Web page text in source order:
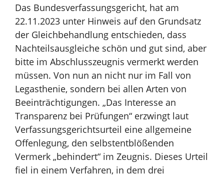
Das Bundesverfassungsgericht, hat am
22.11.2023 unter Hinweis auf den Grundsatz
der Gleichbehandlung entschieden, dass
Nachteilsausgleiche schön und gut sind, aber
bitte im Abschlusszeugnis vermerkt werden
müssen. Von nun an nicht nur im Fall von
Legasthenie, sondern bei allen Arten von
Beeinträchtigungen. „Das Interesse an
Transparenz bei Prüfungen“ erzwingt laut
Verfassungsgerichtsurteil eine allgemeine
Offenlegung, den selbstentblößenden
Vermerk „behindert“ im Zeugnis. Dieses Urteil
fiel in einem Verfahren, in dem drei